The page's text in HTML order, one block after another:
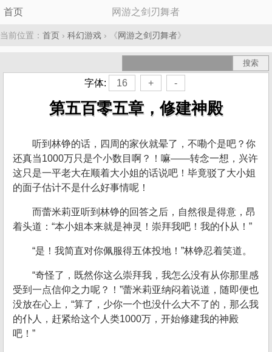
首页 网游之剑刃舞者
当前位置： 首页 › 科幻游戏 › 《网游之剑刃舞者》
字体: 16 + -
第五百零五章，修建神殿
听到林铮的话，四周的家伙就晕了，不嘞个是吧？你
还真当1000万只是个小数目啊？！嘛——转念一想，兴许
这只是一平老大在顺着大小姐的话说吧！毕竟驳了大小姐
的面子估计不是什么好事情呢！
而蕾米莉亚听到林铮的回答之后，自然很是得意，昂
着头道：“本小姐本来就是神灵！崇拜我吧！我的仆从！”
“是！我简直对你佩服得五体投地！”林铮忍着笑道。
“奇怪了，既然你这么崇拜我，我怎么没有从你那里感
受到一点信仰之力呢？！”蕾米莉亚纳闷着说道，随即便也
没放在心上，“算了，少你一个也没什么大不了的，那么我
的仆人，赶紧给这个人类1000万，开始修建我的神殿
吧！”